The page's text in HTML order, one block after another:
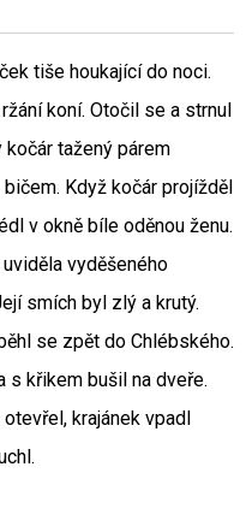
tiše houkající do noci.
koní. Otočil se a strnul
tažený párem
Když kočár projížděl
v okně bíle oděnou ženu.
vyděšeného
smích byl zlý a krutý.
se zpět do Chlébského.
s křikem bušil na dveře.
krajánek vpadl